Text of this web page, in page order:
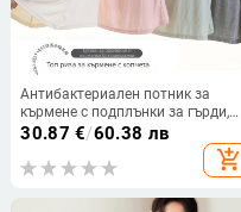
Антибактериален потник за
кърмене с подплънки за гърди,
лек летен потник за лактация и
30.87 €/60.38 лв
add_shopping_cart